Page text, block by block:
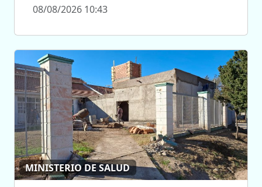
08/08/2026 10:43
MINISTERIO DE SALUD